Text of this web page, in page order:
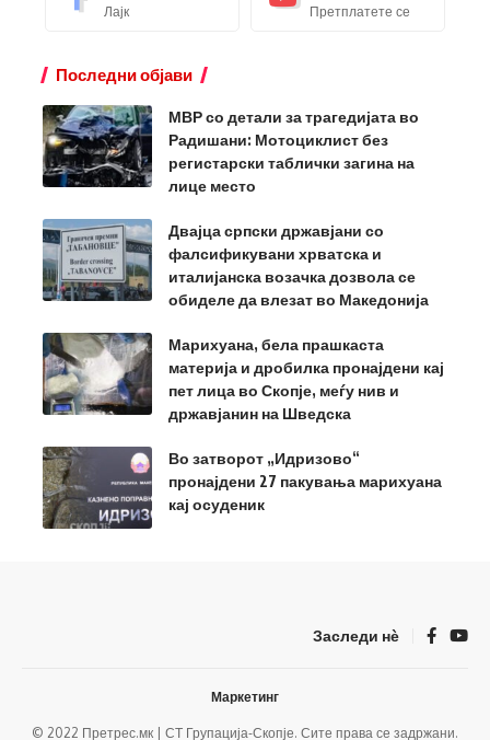
Лајк Претплатете се
Последни објави
МВР со детали за трагедијата во
Радишани: Мотоциклист без
регистарски таблички загина на
лице место
Двајца српски државјани со
фалсификувани хрватска и
италијанска возачка дозвола се
обиделе да влезат во Македонија
Марихуана, бела прашкаста
материја и дробилка пронајдени кај
пет лица во Скопје, меѓу нив и
државјанин на Шведска
Во затворот „Идризово“
пронајдени 27 пакувања марихуана
кај осуденик
Заследи нѐ
© 2022 Претрес.мк | СТ Групација-Скопје. Сите права се задржани.
Маркетинг